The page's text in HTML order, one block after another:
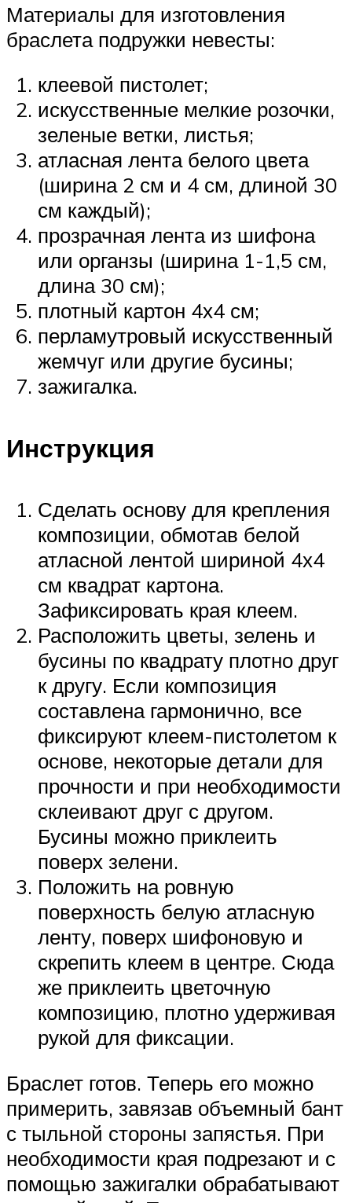
Материалы для изготовления
браслета подружки невесты:
клеевой пистолет;
искусственные мелкие розочки,
зеленые ветки, листья;
атласная лента белого цвета
(ширина 2 см и 4 см, длиной 30
см каждый);
прозрачная лента из шифона
или органзы (ширина 1-1,5 см,
длина 30 см);
плотный картон 4х4 см;
перламутровый искусственный
жемчуг или другие бусины;
зажигалка.
Инструкция
Сделать основу для крепления
композиции, обмотав белой
атласной лентой шириной 4х4
см квадрат картона.
Зафиксировать края клеем.
Расположить цветы, зелень и
бусины по квадрату плотно друг
к другу. Если композиция
составлена гармонично, все
фиксируют клеем-пистолетом к
основе, некоторые детали для
прочности и при необходимости
склеивают друг с другом.
Бусины можно приклеить
поверх зелени.
Положить на ровную
поверхность белую атласную
ленту, поверх шифоновую и
скрепить клеем в центре. Сюда
же приклеить цветочную
композицию, плотно удерживая
рукой для фиксации.
Браслет готов. Теперь его можно
примерить, завязав объемный бант
с тыльной стороны запястья. При
необходимости края подрезают и с
помощью зажигалки обрабатывают